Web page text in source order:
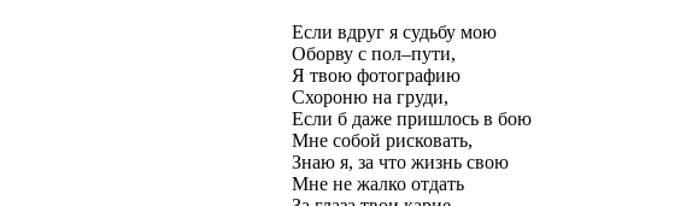
Если вдруг я судьбу мою
Оборву с пол–пути,
Я твою фотографию
Схороню на груди,
Если б даже пришлось в бою
Мне собой рисковать,
Знаю я, за что жизнь свою
Мне не жалко отдать